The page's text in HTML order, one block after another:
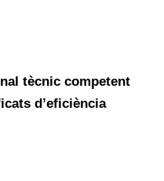
tècnic competent
d’eficiència